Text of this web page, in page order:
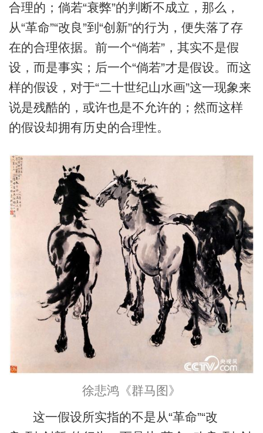
合理的；倘若“衰弊”的判断不成立，那么，
从“革命”“改良”到“创新”的行为，便失落了存
在的合理依据。前一个“倘若”，其实不是假
设，而是事实；后一个“倘若”才是假设。而这
样的假设，对于“二十世纪山水画”这一现象来
说是残酷的，或许也是不允许的；然而这样
的假设却拥有历史的合理性。
徐悲鸿《群马图》
这一假设所实指的不是从“革命”“改